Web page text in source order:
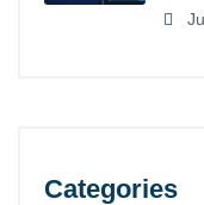
Categories